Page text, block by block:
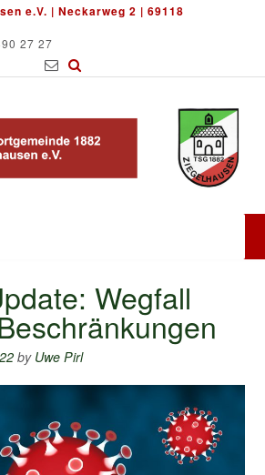
e.V. | Neckarweg 2 | 69118
27 27
Wegfall
by Uwe Pirl